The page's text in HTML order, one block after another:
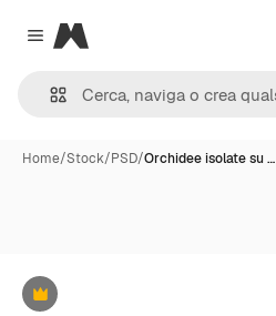
Close menu
Magnific
Home/Stock/PSD/Orchidee isolate su …
Premium